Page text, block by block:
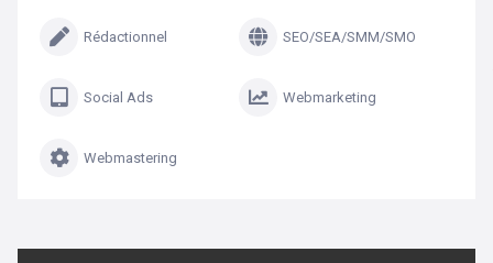
Rédactionnel SEO/SEA/SMM/SMO
Social Ads Webmarketing
Webmastering